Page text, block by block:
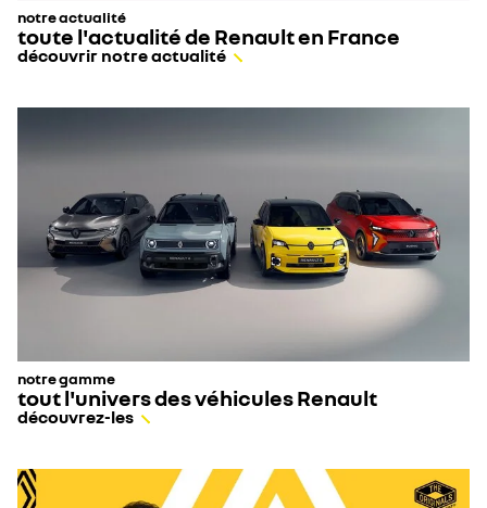
notre actualité
toute l'actualité de Renault en France
découvrir notre actualité
notre gamme
tout l'univers des véhicules Renault
découvrez-les